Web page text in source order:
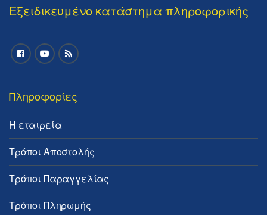
Εξειδικευμένο κατάστημα πληροφορικής
Πληροφορίες
Η εταιρεία
Τρόποι Αποστολής
Τρόποι Παραγγελίας
Τρόποι Πληρωμής